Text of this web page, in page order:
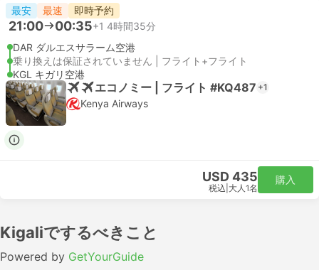
最安 最速 即時予約
21:00 00:35+1 4時間35分
DAR ダルエスサラーム空港
乗り換えは保証されていません | フライト+フライト
KGL キガリ空港
エコノミー | フライト #KQ487 +1
Kenya Airways
USD 435
税込 大人1名
購入
Kigaliでするべきこと
Powered by GetYourGuide